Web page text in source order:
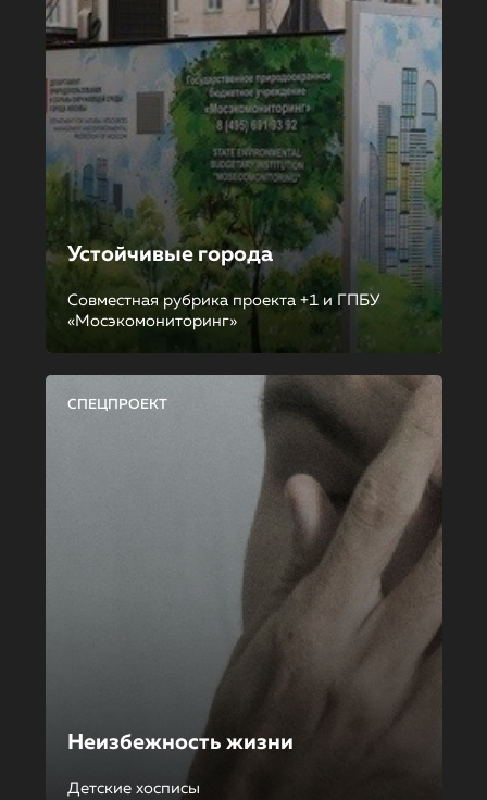
Устойчивые города
Совместная рубрика проекта +1 и ГПБУ
«Мосэкомониторинг»
СПЕЦПРОЕКТ
Неизбежность жизни
Детские хосписы